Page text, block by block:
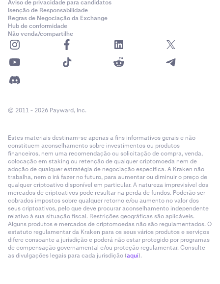
Aviso de privacidade para candidatos
Isenção de Responsabilidade
Regras de Negociação da Exchange
Hub de conformidade
Não venda/compartilhe
© 2011 - 2026 Payward, Inc.
Estes materiais destinam-se apenas a fins informativos gerais e não
constituem aconselhamento sobre investimentos ou produtos
financeiros, nem uma recomendação ou solicitação de compra, venda,
colocação em staking ou retenção de qualquer criptomoeda nem de
adoção de qualquer estratégia de negociação específica. A Kraken não
trabalha, nem o irá fazer no futuro, para aumentar ou diminuir o preço de
qualquer criptoativo disponível em particular. A natureza imprevisível dos
mercados de criptoativos pode resultar na perda de fundos. Poderão ser
cobrados impostos sobre qualquer retorno e/ou aumento no valor dos
seus criptoativos, pelo que deve procurar aconselhamento independente
relativo à sua situação fiscal. Restrições geográficas são aplicáveis.
Alguns produtos e mercados de criptomoedas não são regulamentados. O
estatuto regulamentar da Kraken para os seus vários produtos e serviços
difere consoante a jurisdição e poderá não estar protegido por programas
de compensação governamental e/ou proteção regulamentar. Consulte
as divulgações legais para cada jurisdição (aqui).